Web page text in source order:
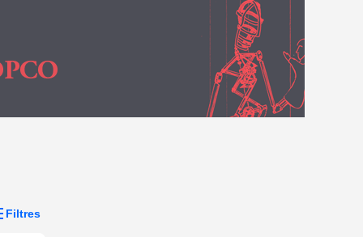
Filtres